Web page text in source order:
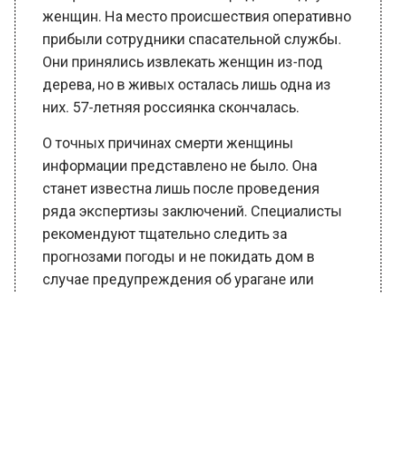
женщин. На место происшествия оперативно
прибыли сотрудники спасательной службы.
Они принялись извлекать женщин из-под
дерева, но в живых осталась лишь одна из
них. 57-летняя россиянка скончалась.
О точных причинах смерти женщины
информации представлено не было. Она
станет известна лишь после проведения
ряда экспертизы заключений. Специалисты
рекомендуют тщательно следить за
прогнозами погоды и не покидать дом в